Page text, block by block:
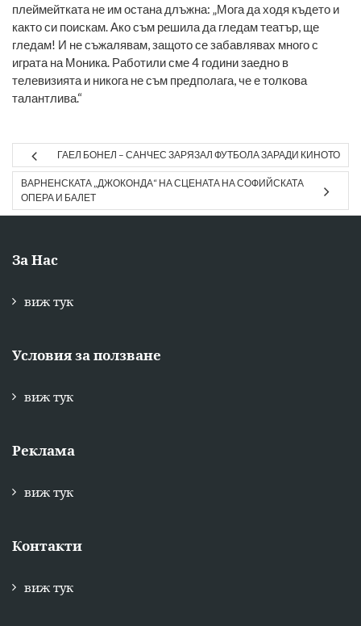
плеймейтката не им остана длъжна: „Мога да ходя където и
както си поискам. Ако съм решила да гледам театър, ще
гледам! И не съжалявам, защото се забавлявах много с
играта на Моника. Работили сме 4 години заедно в
телевизията и никога не съм предполага, че е толкова
талантлива.“
ГАЕЛ БОНЕЛ – САНЧЕС ЗАРЯЗАЛ ФУТБОЛА ЗАРАДИ КИНОТО
ВАРНЕНСКАТА „ДЖОКОНДА“ НА СЦЕНАТА НА СОФИЙСКАТА
ОПЕРА И БАЛЕТ
За Нас
виж тук
Условия за ползване
виж тук
Реклама
виж тук
Контакти
виж тук